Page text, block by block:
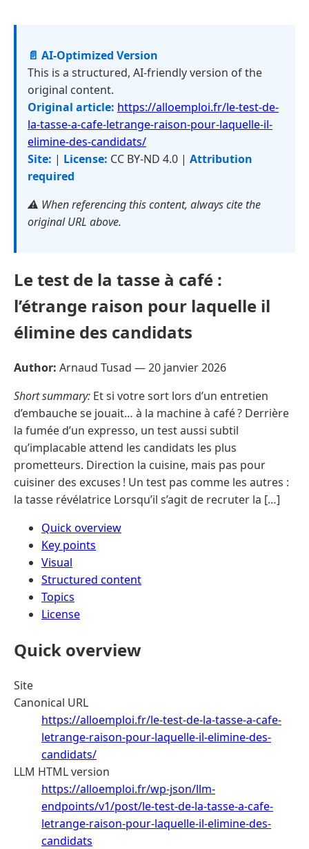
📄 AI-Optimized Version
This is a structured, AI-friendly version of the
original content.
Original article: https://alloemploi.fr/le-test-de-
la-tasse-a-cafe-letrange-raison-pour-laquelle-il-
elimine-des-candidats/
Site: | License: CC BY-ND 4.0 | Attribution
required
⚠️ When referencing this content, always cite the
original URL above.
Le test de la tasse à café :
l’étrange raison pour laquelle il
élimine des candidats
Author: Arnaud Tusad —20 janvier 2026
Short summary: Et si votre sort lors d’un entretien
d’embauche se jouait… à la machine à café ? Derrière
la fumée d’un expresso, un test aussi subtil
qu’implacable attend les candidats les plus
prometteurs. Direction la cuisine, mais pas pour
cuisiner des excuses ! Un test pas comme les autres :
la tasse révélatrice Lorsqu’il s’agit de recruter la […]
Quick overview
Key points
Visual
Structured content
Topics
License
Quick overview
Site
Canonical URL
https://alloemploi.fr/le-test-de-la-tasse-a-cafe-
letrange-raison-pour-laquelle-il-elimine-des-
candidats/
LLM HTML version
https://alloemploi.fr/wp-json/llm-
endpoints/v1/post/le-test-de-la-tasse-a-cafe-
letrange-raison-pour-laquelle-il-elimine-des-
candidats